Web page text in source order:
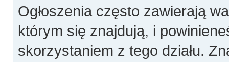
Ogłoszenia często zawierają
którym się znajdują, i
skorzystaniem z tego działu.